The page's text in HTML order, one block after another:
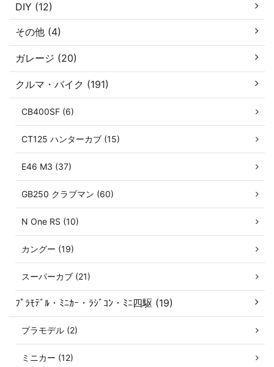
DIY (12)
その他 (4)
ガレージ (20)
クルマ・バイク (191)
CB400SF (6)
CT125 ハンターカブ (15)
E46 M3 (37)
GB250 クラブマン (60)
N One RS (10)
カングー (19)
スーパーカブ (21)
ﾌﾟﾗﾓﾃﾞﾙ・ﾐﾆｶｰ・ﾗｼﾞｺﾝ・ﾐﾆ四駆 (19)
プラモデル (2)
ミニカー (12)